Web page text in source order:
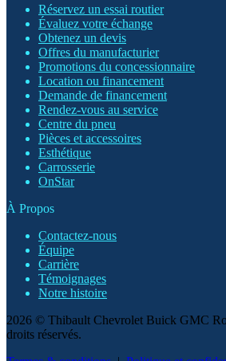
Réservez un essai routier
Évaluez votre échange
Obtenez un devis
Offres du manufacturier
Promotions du concessionnaire
Location ou financement
Demande de financement
Rendez-vous au service
Centre du pneu
Pièces et accessoires
Esthétique
Carrosserie
OnStar
À Propos
Contactez-nous
Équipe
Carrière
Témoignages
Notre histoire
2026 © Thibault Chevrolet Buick GMC
droits réservés.